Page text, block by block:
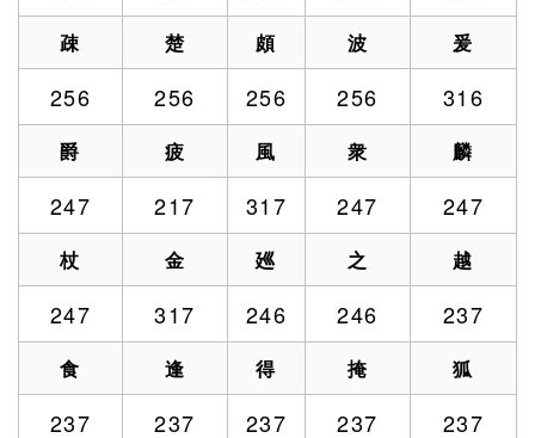
疎 楚 頗 波 爰
256 256 256 256 316
爵 疲 風 衆 麟
247 217 317 247 247
杖 金 廵 之 越
247 317 246 246 237
食 逢 得 掩 狐
237 237 237 237 237